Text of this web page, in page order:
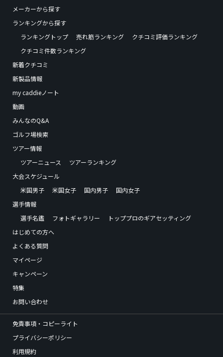
メーカーから探す
ランキングから探す
ランキングトップ
売れ筋ランキング
クチコミ評価ランキング
クチコミ件数ランキング
新着クチコミ
新製品情報
my caddieノート
動画
みんなのQ&A
ゴルフ場検索
ツアー情報
ツアーニュース
ツアーランキング
大会スケジュール
米国男子
米国女子 国内男子
国内女子
選手情報
選手名鑑
フォトギャラリー
トッププロのギアセッティング
はじめての方へ
よくある質問
マイページ
キャンペーン
特集
お問い合わせ
免責事項・コピーライト
プライバシーポリシー
利用規約